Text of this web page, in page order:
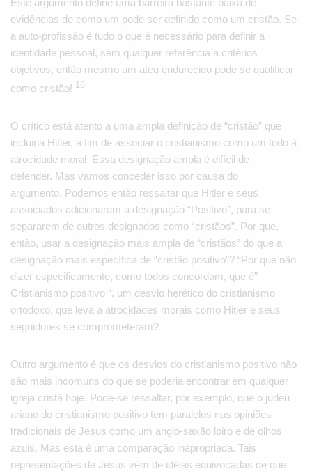
Este argumento define uma barreira bastante baixa de
evidências de como um pode ser definido como um cristão. Se
a auto-profissão é tudo o que é necessário para definir a
identidade pessoal, sem qualquer referência a critérios
objetivos, então mesmo um ateu endurecido pode se qualificar
como cristão! 18
O crítico está atento a uma ampla definição de “cristão” que
incluiria Hitler, a fim de associar o cristianismo como um todo à
atrocidade moral. Essa designação ampla é difícil de
defender. Mas vamos conceder isso por causa do
argumento. Podemos então ressaltar que Hitler e seus
associados adicionaram a designação “Positivo”, para se
separarem de outros designados como “cristãos”. Por que,
então, usar a designação mais ampla de “cristãos” do que a
designação mais específica de “cristão positivo”? “Por que não
dizer especificamente, como todos concordam, que é”
Cristianismo positivo “, um desvio herético do cristianismo
ortodoxo, que leva a atrocidades morais como Hitler e seus
seguidores se comprometeram?
Outro argumento é que os desvios do cristianismo positivo não
são mais incomuns do que se poderia encontrar em qualquer
igreja cristã hoje. Pode-se ressaltar, por exemplo, que o judeu
ariano do cristianismo positivo tem paralelos nas opiniões
tradicionais de Jesus como um anglo-saxão loiro e de olhos
azuis. Mas esta é uma comparação inapropriada. Tais
representações de Jesus vêm de idéias equivocadas de que